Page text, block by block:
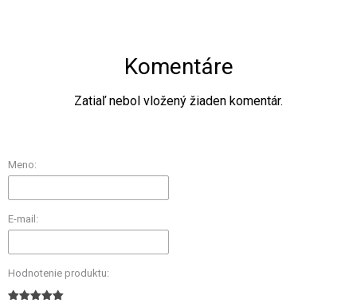
Komentáre
Zatiaľ nebol vložený žiaden komentár.
Meno:
E-mail:
Hodnotenie produktu: